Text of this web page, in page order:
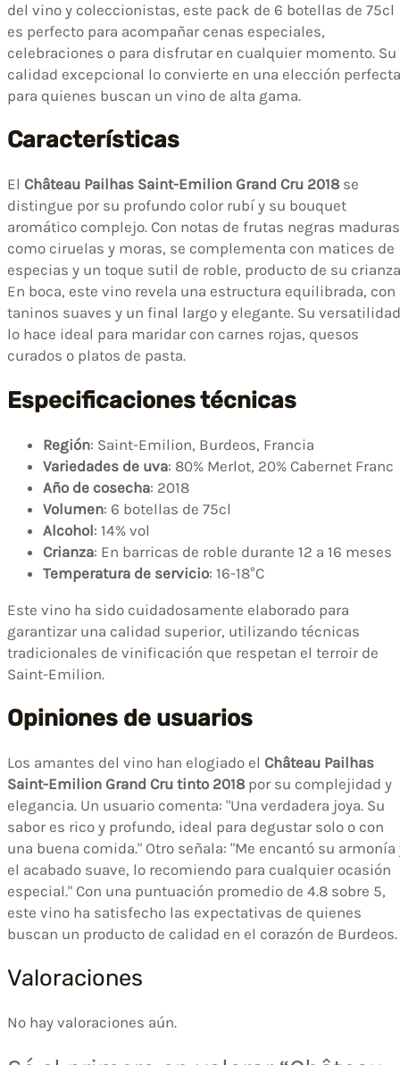
del vino y coleccionistas, este pack de 6 botellas de 75cl
es perfecto para acompañar cenas especiales,
celebraciones o para disfrutar en cualquier momento. Su
calidad excepcional lo convierte en una elección perfecta
para quienes buscan un vino de alta gama.
Características
El Château Pailhas Saint-Emilion Grand Cru 2018 se
distingue por su profundo color rubí y su bouquet
aromático complejo. Con notas de frutas negras
como ciruelas y moras, se complementa con matices de
especias y un toque sutil de roble, producto de su
En boca, este vino revela una estructura equilibrada, con
taninos suaves y un final largo y elegante. Su versatilidad
lo hace ideal para maridar con carnes rojas, quesos
curados o platos de pasta.
Especificaciones técnicas
Región: Saint-Emilion, Burdeos, Francia
Variedades de uva: 80% Merlot, 20% Cabernet Franc
Año de cosecha: 2018
Volumen: 6 botellas de 75cl
Alcohol: 14% vol
Crianza: En barricas de roble durante 12 a 16 meses
Temperatura de servicio: 16-18°C
Este vino ha sido cuidadosamente elaborado para
garantizar una calidad superior, utilizando técnicas
tradicionales de vinificación que respetan el terroir de
Saint-Emilion.
Opiniones de usuarios
Los amantes del vino han elogiado el Château Pailhas
Saint-Emilion Grand Cru tinto 2018 por su complejidad y
elegancia. Un usuario comenta: "Una verdadera joya. Su
sabor es rico y profundo, ideal para degustar solo o con
una buena comida." Otro señala: "Me encantó su armonía
el acabado suave, lo recomiendo para cualquier ocasión
especial." Con una puntuación promedio de 4.8 sobre 5,
este vino ha satisfecho las expectativas de quienes
buscan un producto de calidad en el corazón de Burdeos.
Valoraciones
No hay valoraciones aún.